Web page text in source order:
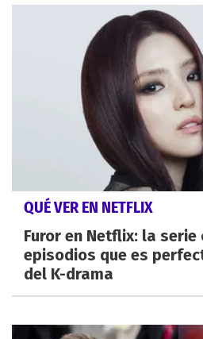
QUÉ VER EN NETFLIX
Furor en Netflix: la serie
episodios que es
del K-drama